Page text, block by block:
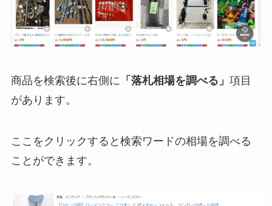
商品を検索後に右側に 「落札相場を調べる」 項目
があります。
ここをクリックすると検索ワードの相場を調べる
ことができます。